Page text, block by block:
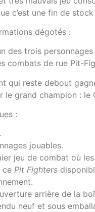
c’est une fin de
dégotés :
des trois
combats de rue Pit-
qui reste debout
le grand champion : le
:
jouables.
jeu de combat où
cePit Fighters
arrière de la
neuf et sous